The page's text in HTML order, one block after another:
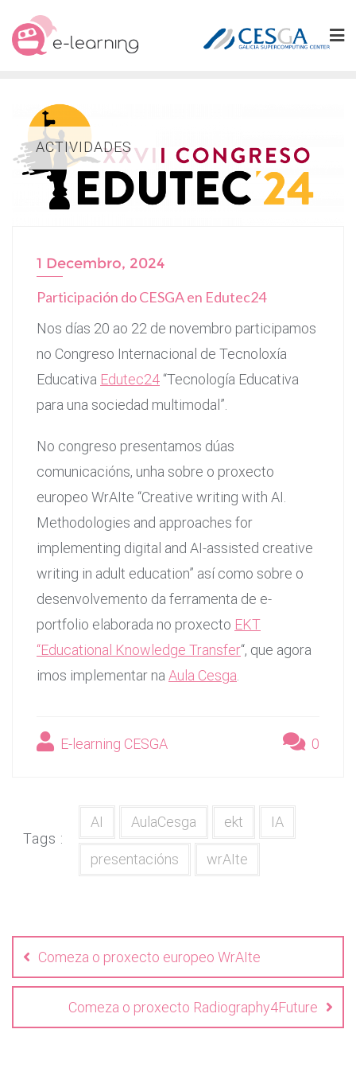
ACTIVIDADES
1 Decembro, 2024
Participación do CESGA en Edutec24
Nos días 20 ao 22 de novembro participamos
no Congreso Internacional de Tecnoloxía
Educativa Edutec24 “Tecnología Educativa
para una sociedad multimodal”.
No congreso presentamos dúas
comunicacións, unha sobre o proxecto
europeo WrAIte “Creative writing with AI.
Methodologies and approaches for
implementing digital and AI-assisted creative
writing in adult education” así como sobre o
desenvolvemento da ferramenta de e-
portfolio elaborada no proxecto EKT
“Educational Knowledge Transfer“, que agora
imos implementar na Aula Cesga
E-learning CESGA 0
Tags :
AI AulaCesga ekt IA
presentacións wrAIte
de
entradas
Comeza o proxecto europeo WrAIte
Comeza o proxecto Radiography4Future